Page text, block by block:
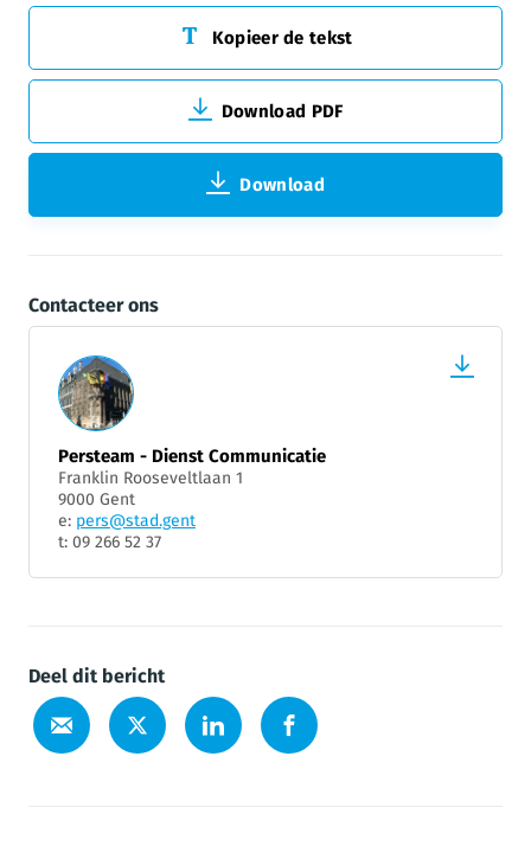
Kopieer de tekst
Download PDF
Download
Contacteer ons
Persteam - Dienst Communicatie
Franklin Rooseveltlaan 1
9000 Gent
e: pers@stad.gent
t: 09 266 52 37
Deel dit bericht